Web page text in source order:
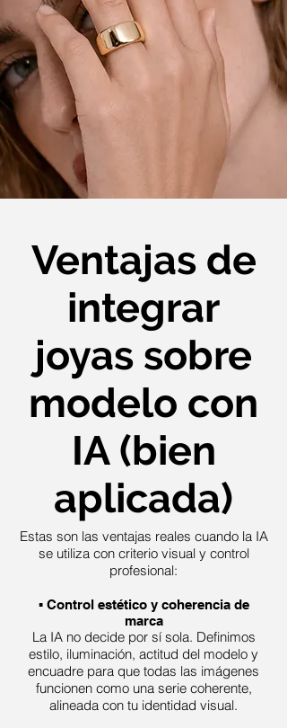
Ventajas de
integrar
joyas sobre
modelo con
IA (bien
aplicada)
Estas son las ventajas reales cuando la IA
se utiliza con criterio visual y control
profesional:
▪️ Control estético y coherencia de
marca
La IA no decide por sí sola. Definimos
estilo, iluminación, actitud del modelo y
encuadre para que todas las imágenes
funcionen como una serie coherente,
alineada con tu identidad visual.